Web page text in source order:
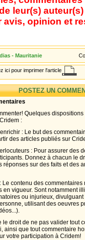
leur(s)
avis, opinion et
- Mauritanie
ici pour imprimer l'article
POSTEZ UN
Quelques
:
: Le but des
des articles publiés sur
: Pour assurer des
Donnez à chacun le
réponses sur des faits et des
Le contenu des
en vigueur. Sont notamment
ou injurieux,
utilisant des oeuvres
le droit de ne pas valider tout
ainsi que tout commentaire
votre participation à Cridem!